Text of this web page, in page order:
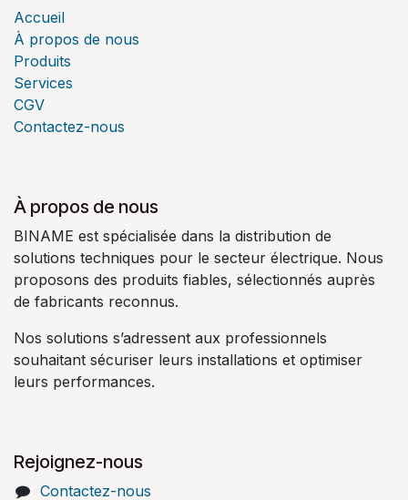
Accueil
À propos de nous
Produits
Services
CGV
Contactez-nous
À propos de nous
BINAME est spécialisée dans la distribution de
solutions techniques pour le secteur électrique. Nous
proposons des produits fiables, sélectionnés auprès
de fabricants reconnus.
Nos solutions s’adressent aux professionnels
souhaitant sécuriser leurs installations et optimiser
leurs performances.
Rejoignez-nous
Contactez-nous